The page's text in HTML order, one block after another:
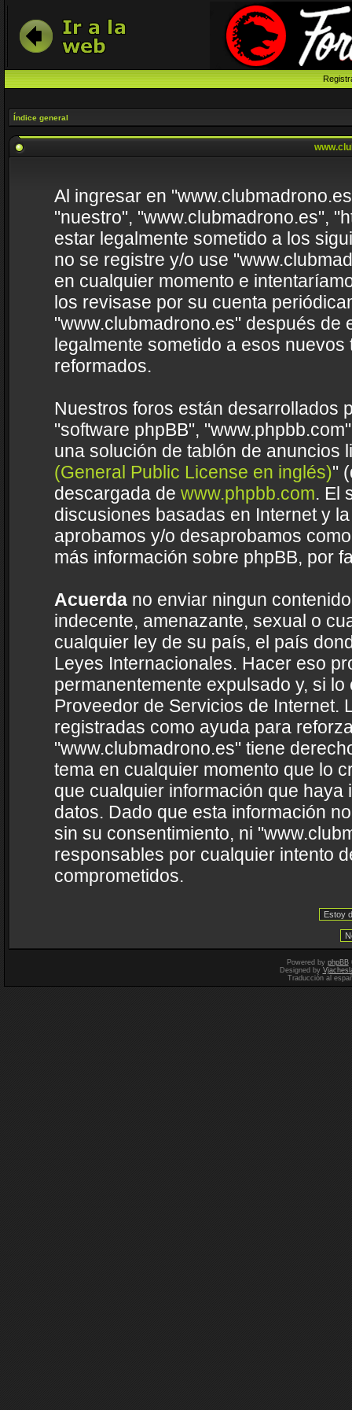
Índice general
Al ingresar en
"nuestro", "www.clubmadrono.es",
estar legalmente sometido a los
no se registre y/o use
en cualquier momento e
los revisase por su cuenta
"www.clubmadrono.es" después
legalmente sometido a esos
reformados.
Nuestros foros están desarrollados
"software phpBB",
una solución de tablón de anuncios
(General Public License en inglés)"
descargada de www.phpbb.com. El
discusiones basadas en Internet y
aprobamos y/o desaprobamos
más información sobre phpBB, por
Acuerdano enviar ningun
indecente, amenazante, sexual o
cualquier ley de su país, el país
Leyes Internacionales. Hacer eso
permanentemente expulsado y, si
Proveedor de Servicios de Internet.
registradas como ayuda para
"www.clubmadrono.es" tiene
tema en cualquier momento que lo
que cualquier información que
datos. Dado que esta información
sin su consentimiento, ni
responsables por cualquier intento
comprometidos.
Powered by phpBB
Designed by
Traducción al